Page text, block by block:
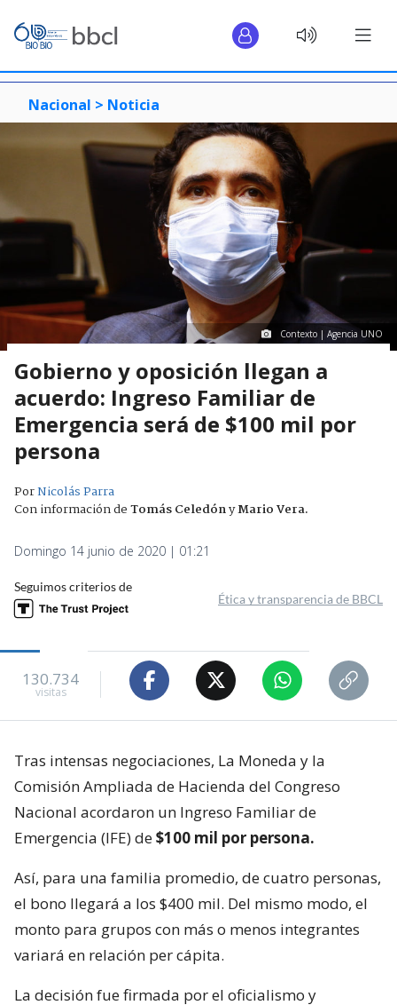
Nacional > Noticia
Contexto | Agencia UNO
Gobierno y oposición llegan a
acuerdo: Ingreso Familiar de
Emergencia será de $100 mil por
persona
PorNicolás Parra
Con información deTomás CeledónyMario Vera.
Domingo 14 junio de 2020 | 01:21
Seguimos criterios de
Ética y transparencia de BBCL
130.734
visitas
Tras intensas negociaciones, La Moneda y la
Comisión Ampliada de Hacienda del Congreso
Nacional acordaron un Ingreso Familiar de
Emergencia (IFE) de$100 mil por persona.
Así, para una familia promedio, de cuatro personas,
el bono llegará a los $400 mil. Del mismo modo, el
monto para grupos con más o menos integrantes
variará en relación per cápita.
La decisión fue firmada por el oficialismo y